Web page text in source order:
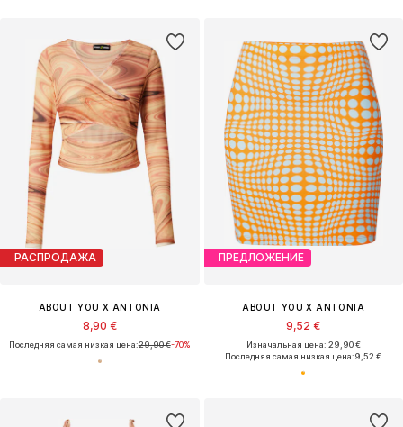
РАСПРОДАЖА
ABOUT YOU X ANTONIA
8,90 €
Последняя самая низкая цена:29,90 €-70%
ПРЕДЛОЖЕНИЕ
ABOUT YOU X ANTONIA
9,52 €
Изначальная цена: 29,90 €
Последняя самая низкая цена:9,52 €